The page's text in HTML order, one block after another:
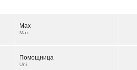
Max
Max
Помощница
Uni